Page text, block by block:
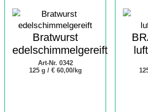
Bratwurst
edelschimmelgereift
Art-Nr. 0342
125 g / € 60,00/kg